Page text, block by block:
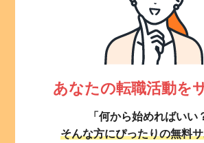
あなたの転職活動を
「何から始めればいい
そんな方にぴったりの無料サ